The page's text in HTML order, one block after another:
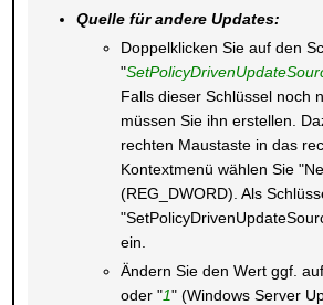
Quelle für andere Updates:
Doppelklicken Sie auf den
"
Falls dieser Schlüssel noch
müssen Sie ihn erstellen.
rechten Maustaste in das
Kontextmenü wählen Sie
(REG_DWORD). Als
ein.
Ändern Sie den Wert ggf.
oder "1" (Windows Server